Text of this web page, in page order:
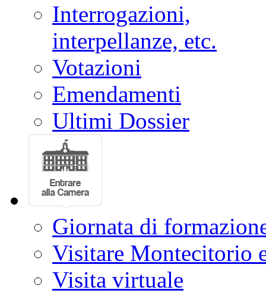
Interrogazioni,
interpellanze, etc.
Votazioni
Emendamenti
Ultimi Dossier
Giornata di
Visitare Montecitorio
Visita virtuale